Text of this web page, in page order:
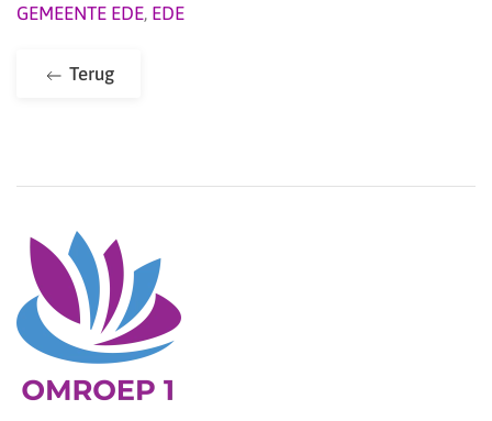
GEMEENTE EDE, EDE
Terug